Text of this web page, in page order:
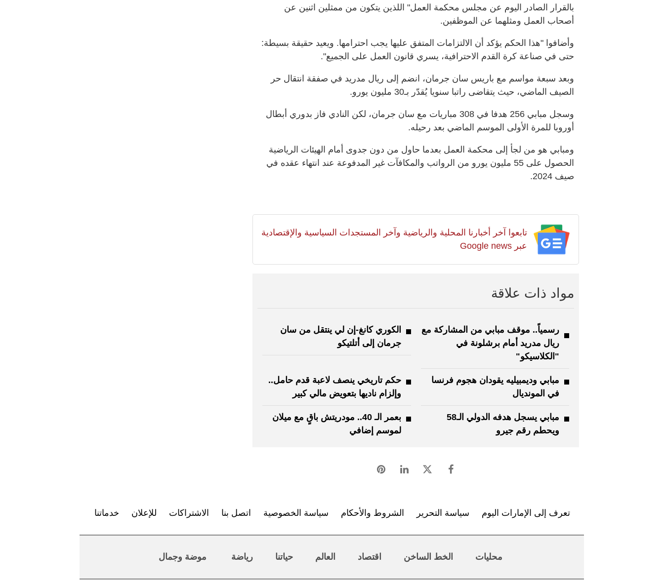
بالقرار الصادر اليوم عن مجلس محكمة العمل" اللذين يتكون من ممثلين اثنين عن
أصحاب العمل ومثلهما عن الموظفين.
وأضافوا "هذا الحكم يؤكد أن الالتزامات المتفق عليها يجب احترامها. ويعيد حقيقة بسيطة:
حتى في صناعة كرة القدم الاحترافية، يسري قانون العمل على الجميع".
وبعد سبعة مواسم مع باريس سان جرمان، انضم إلى ريال مدريد في صفقة انتقال حر
الصيف الماضي، حيث يتقاضى راتبا سنويا يُقدّر بـ30 مليون يورو.
وسجل مبابي 256 هدفا في 308 مباريات مع سان جرمان، لكن النادي فاز بدوري أبطال
أوروبا للمرة الأولى الموسم الماضي بعد رحيله.
ومبابي هو من لجأ إلى محكمة العمل بعدما حاول من دون جدوى أمام الهيئات الرياضية
الحصول على 55 مليون يورو من الرواتب والمكافآت غير المدفوعة عند انتهاء عقده في
صيف 2024.
تابعوا آخر أخبارنا المحلية والرياضية وآخر المستجدات السياسية والإقتصادية
عبر Google news
مواد ذات علاقة
رسمياً.. موقف مبابي من المشاركة مع
ريال مدريد أمام برشلونة في
"الكلاسيكو"
الكوري كانغ-إن لي ينتقل من سان
جرمان إلى أتلتيكو
مبابي وديمبيليه يقودان هجوم فرنسا
في المونديال
حكم تاريخي ينصف لاعبة قدم حامل..
وإلزام ناديها بتعويض مالي كبير
مبابي يسجل هدفه الدولي الـ58
ويحطم رقم جيرو
بعمر الـ 40.. مودريتش باقٍ مع ميلان
لموسم إضافي
تعرف إلى الإمارات اليوم سياسة التحرير الشروط والأحكام سياسة الخصوصية اتصل بنا الاشتراكات للإعلان خدماتنا
محليات الخط الساخن اقتصاد العالم حياتنا رياضة موضة وجمال